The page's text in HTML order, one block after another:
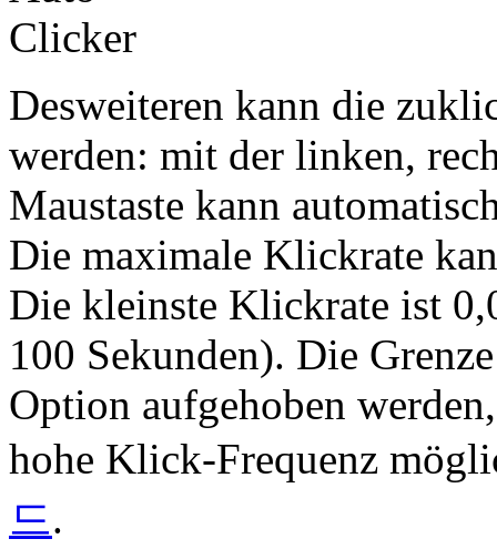
Desweiteren kann die
werden: mit der linken,
Maustaste kann
Die maximale Klickrate
Die kleinste Klickrate ist
100 Sekunden). Die
Option aufgehoben
hohe Klick-Frequenz
드.